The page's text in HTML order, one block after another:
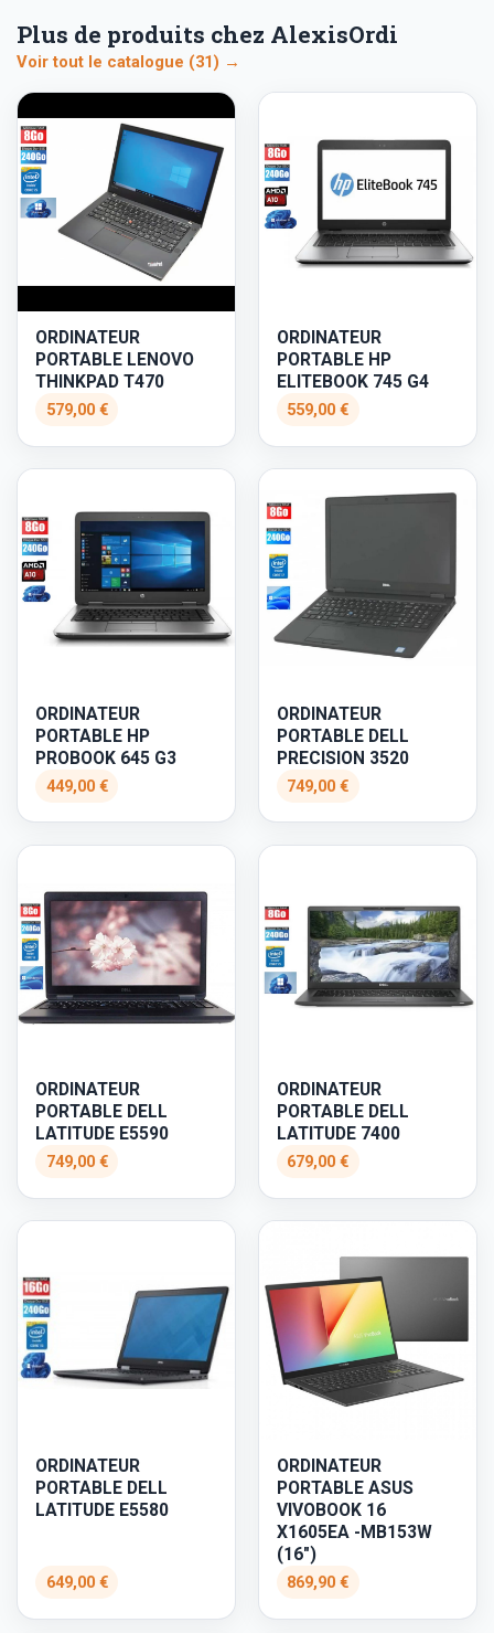
Plus de produits chez AlexisOrdi
Voir tout le catalogue (31) →
ORDINATEUR
PORTABLE LENOVO
THINKPAD T470
579,00 €
ORDINATEUR
PORTABLE HP
ELITEBOOK 745 G4
559,00 €
ORDINATEUR
PORTABLE HP
PROBOOK 645 G3
449,00 €
ORDINATEUR
PORTABLE DELL
PRECISION 3520
749,00 €
ORDINATEUR
PORTABLE DELL
LATITUDE E5590
749,00 €
ORDINATEUR
PORTABLE DELL
LATITUDE 7400
679,00 €
ORDINATEUR
PORTABLE DELL
LATITUDE E5580
649,00 €
ORDINATEUR
PORTABLE ASUS
VIVOBOOK 16
X1605EA -MB153W
(16")
869,90 €